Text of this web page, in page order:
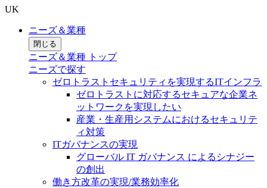
UK
ニーズ＆業種
閉じる
ニーズ＆業種 トップ
ニーズで探す
ゼロトラストセキュリティを実現するITインフラ
ゼロトラストに対応するセキュアな企業ネ
ットワークを実現したい
産業・生産用システムにおけるセキュリテ
ィ対策
ITガバナンスの実現
グローバル IT ガバナンス によるシナジー
の創出
働き方改革の実現/業務効率化